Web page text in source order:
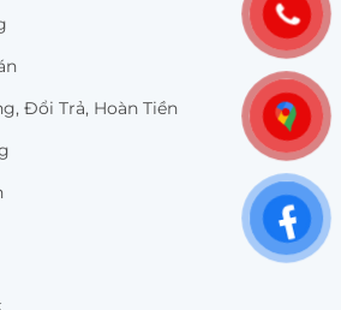
Đổi Trả, Hoàn Tiền